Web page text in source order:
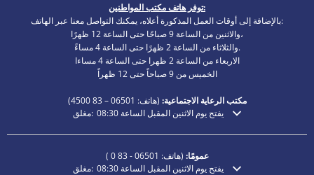
توفر هاتف مكتب المواطنين:
بالإضافة إلى أوقات العمل المذكورة أعلاه، يمكنك التواصل معنا عبر الهاتف:
والاثنين من الساعة 9 صباحًا حتى الساعة 12 ظهرًا،
والثلاثاء من الساعة 2 ظهرًا حتى الساعة 4 مساءً.
الاربعاء من الساعة 2 ظهرا حتى الساعة 4 مساءا
الخميس من 9 صباحاً حتى 12 ظهراً
مكتب الرعاية الاجتماعية: (هاتف:
4500)
انقر لإخفاء أوقات الفتح أو الإغلاق الإضافية
مغلق: يفتح يوم الاثنين المقبل الساعة 08:30
عمومًا: (هاتف:
)
انقر لإخفاء أوقات الفتح أو الإغلاق الإضافية
مغلق: يفتح يوم الاثنين المقبل الساعة 08:30